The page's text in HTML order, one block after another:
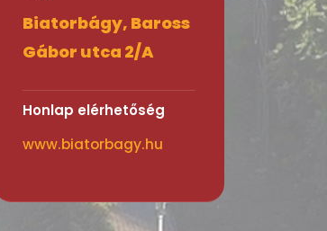
Biatorbágy, Baross
Gábor utca 2/A
Honlap elérhetőség
www.biatorbagy.hu